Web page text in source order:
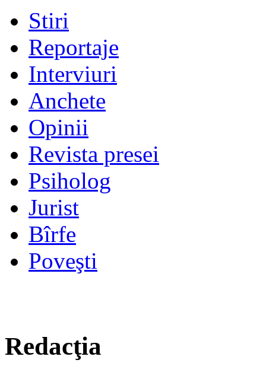
Stiri
Reportaje
Interviuri
Anchete
Opinii
Revista presei
Psiholog
Jurist
Bîrfe
Poveşti
Redacţia